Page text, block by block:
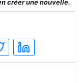
créer une nouvelle.